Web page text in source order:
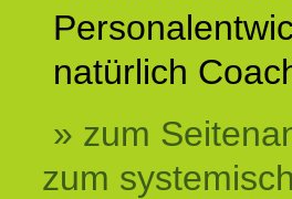
natürlich
» zum
zum